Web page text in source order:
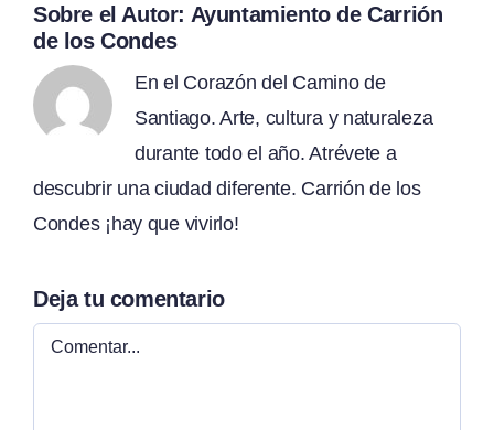
Sobre el Autor: Ayuntamiento de Carrión
de los Condes
En el Corazón del Camino de
Santiago. Arte, cultura y naturaleza
durante todo el año. Atrévete a
descubrir una ciudad diferente. Carrión de los
Condes ¡hay que vivirlo!
Deja tu comentario
Comentar